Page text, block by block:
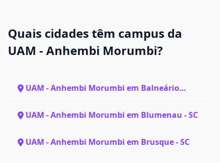
Quais cidades têm campus da
UAM - Anhembi Morumbi?
UAM - Anhembi Morumbi em Balneário
UAM - Anhembi Morumbi em Blumenau - SC
UAM - Anhembi Morumbi em Brusque - SC